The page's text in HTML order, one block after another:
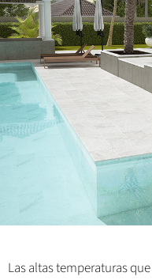
Las altas temperaturas